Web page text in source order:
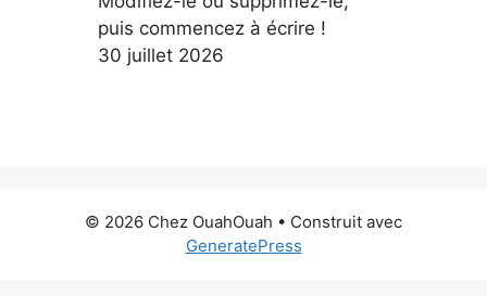
puis commencez à écrire !
30 juillet 2026
© 2026 Chez OuahOuah • Construit avec
GeneratePress